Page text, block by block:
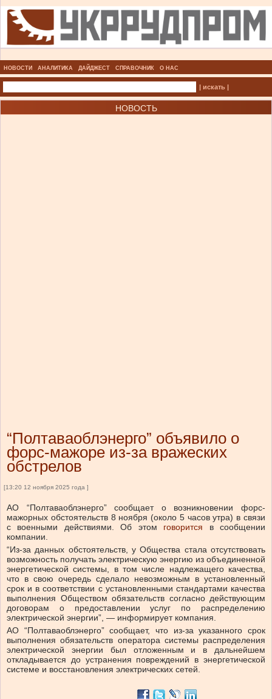
НОВОСТИ АНАЛИТИКА ДАЙДЖЕСТ СПРАВОЧНИК О НАС
| искать |
НОВОСТЬ
“Полтаваоблэнерго” объявило о
форс-мажоре из-за вражеских
обстрелов
[13:20 12 ноября 2025 года ]
АО “Полтаваоблэнерго” сообщает о возникновении форс-
мажорных обстоятельств 8 ноября (около 5 часов утра) в связи
с военными действиями.
Об этом говорится в сообщении
компании.
“Из-за данных обстоятельств, у Общества стала отсутствовать
возможность получать электрическую энергию из объединенной
энергетической системы, в том числе надлежащего качества,
что в свою очередь сделало невозможным в установленный
срок и в соответствии с установленными стандартами качества
выполнения Обществом обязательств согласно действующим
договорам о предоставлении услуг по распределению
электрической энергии”, — информирует компания.
АО “Полтаваоблэнерго” сообщает, что из-за указанного срок
выполнения обязательств оператора системы распределения
электрической энергии был отложенным и в дальнейшем
откладывается до устранения повреждений в энергетической
системе и восстановления электрических сетей.